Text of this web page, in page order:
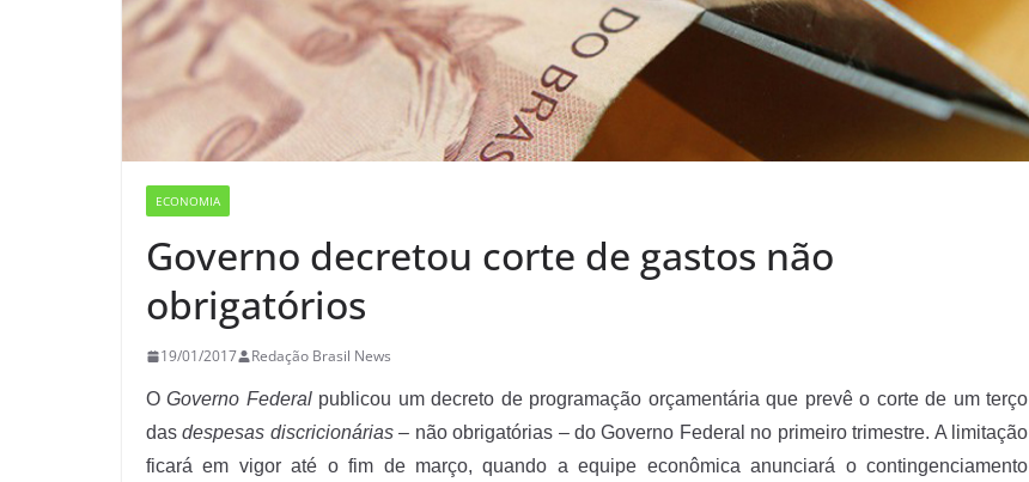
ECONOMIA
Governo decretou corte de gastos não
obrigatórios
19/01/2017 Redação Brasil News
OGoverno Federalpublicou um decreto de programação orçamentária que prevê o corte de um terço
dasdespesas discricionárias– não obrigatórias – do Governo Federal no primeiro trimestre. A limitação
ficará em vigor até o fim de março, quando a equipe econômica anunciará o contingenciamento